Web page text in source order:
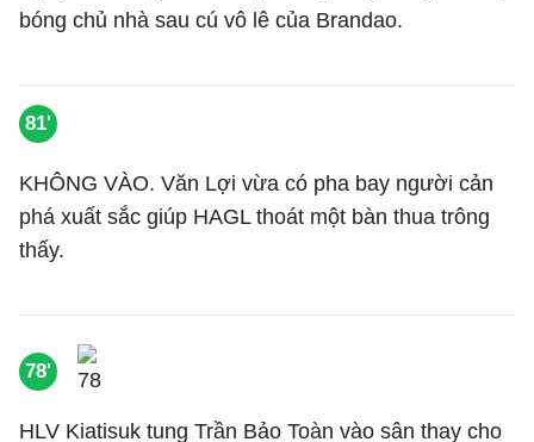
bóng chủ nhà sau cú vô lê của Brandao.
81'
KHÔNG VÀO. Văn Lợi vừa có pha bay người cản
phá xuất sắc giúp HAGL thoát một bàn thua trông
thấy.
78'
HLV Kiatisuk tung Trần Bảo Toàn vào sân thay cho